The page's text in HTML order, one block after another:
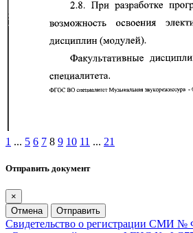
1 ... 5 6 7 8 9 10 11 ... 21
Отправить документ
×
Отмена
Отправить
Свидетельство о регистрации СМИ №